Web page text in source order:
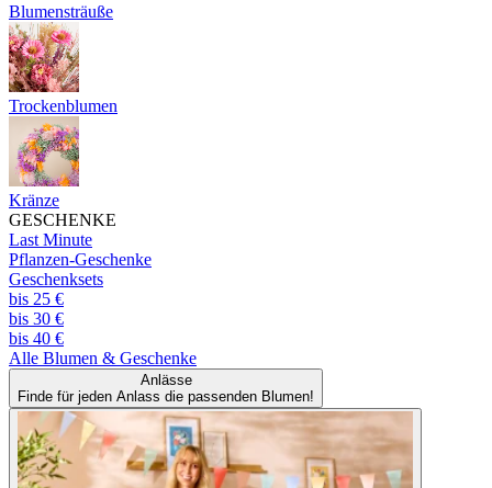
Blumensträuße
Trockenblumen
Kränze
GESCHENKE
Last Minute
Pflanzen-Geschenke
Geschenksets
bis 25 €
bis 30 €
bis 40 €
Alle Blumen & Geschenke
Anlässe
Finde für jeden Anlass die passenden Blumen!